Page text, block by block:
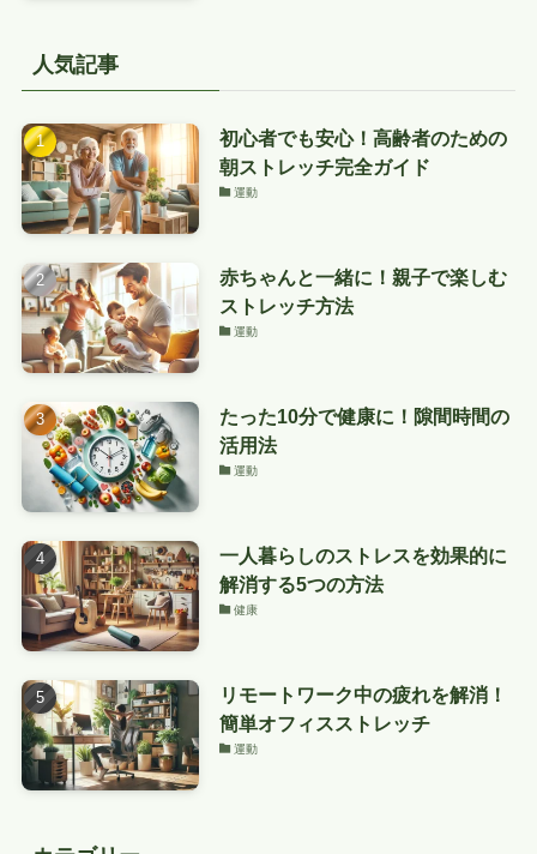
人気記事
初心者でも安心！高齢者のための
朝ストレッチ完全ガイド
運動
赤ちゃんと一緒に！親子で楽しむ
ストレッチ方法
運動
たった10分で健康に！隙間時間の
活用法
運動
一人暮らしのストレスを効果的に
解消する5つの方法
健康
リモートワーク中の疲れを解消！
簡単オフィスストレッチ
運動